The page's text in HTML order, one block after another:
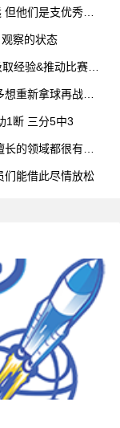
他们是支优秀球
察的状态
经验&推动比赛发
重新拿球再战一
1断 三分5中3
的领域都很有效
们能借此尽情放松